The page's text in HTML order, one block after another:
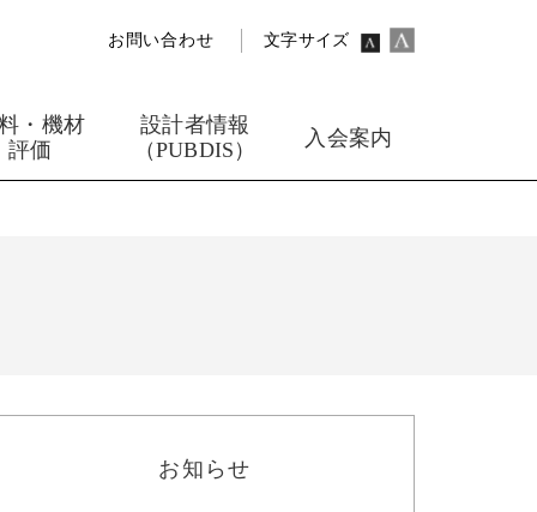
お問い合わせ 文字サイズ
・機材
評価
設計者情報
（PUBDIS）
入会案内
お知らせ